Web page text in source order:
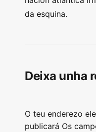
da esquina.
Deixa unha
O teu enderezo
publicará Os